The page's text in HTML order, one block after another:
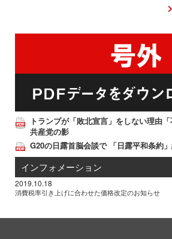
トランプが「敗北宣言」をしない理由
共産党の影
G20の日露首脳会談で 「日露平和条約
インフォメーション
2019.10.18
消費税率引き上げに合わせた価格改定のお知らせ